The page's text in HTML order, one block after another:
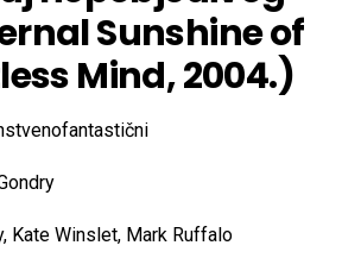
Sunshine of
Mind, 2004.)
Kate Winslet, Mark Ruffalo